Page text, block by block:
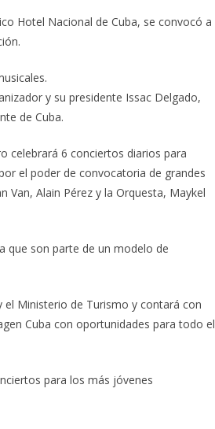
Hotel Nacional de Cuba, se convocó a
y su presidente Issac Delgado,
de Cuba.
celebrará 6 conciertos diarios para
el poder de convocatoria de grandes
Van, Alain Pérez y la Orquesta, Maykel
que son parte de un modelo de
el Ministerio de Turismo y contará con
Cuba con oportunidades para todo el
para los más jóvenes